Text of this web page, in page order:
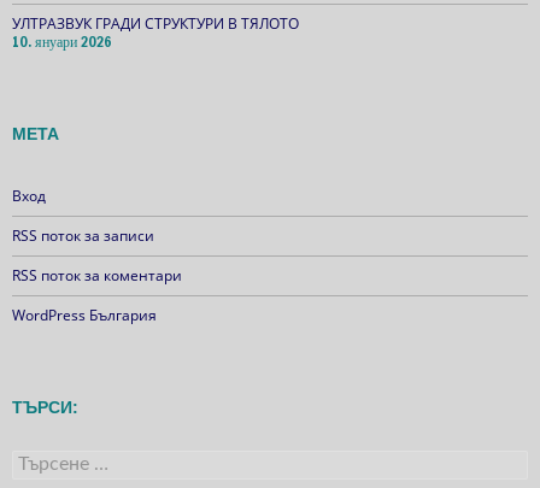
УЛТРАЗВУК ГРАДИ СТРУКТУРИ В ТЯЛОТО
10. януари 2026
МЕТА
Вход
RSS поток за записи
RSS поток за коментари
WordPress България
ТЪРСИ:
Търсене
за: